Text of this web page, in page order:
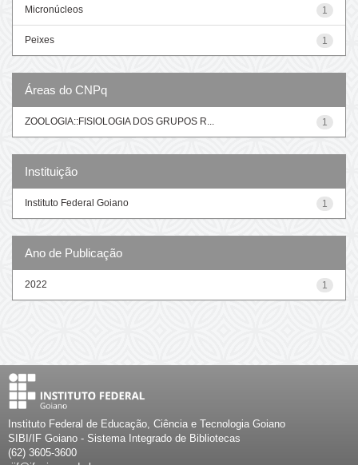
1
Micronúcleos
1
Peixes
Áreas do CNPq
1
ZOOLOGIA::FISIOLOGIA DOS GRUPOS R...
Instituição
1
Instituto Federal Goiano
Ano de Publicação
1
2022
Instituto Federal de Educação, Ciência e Tecnologia Goiano
SIBI/IF Goiano - Sistema Integrado de Bibliotecas
(62) 3605-3600